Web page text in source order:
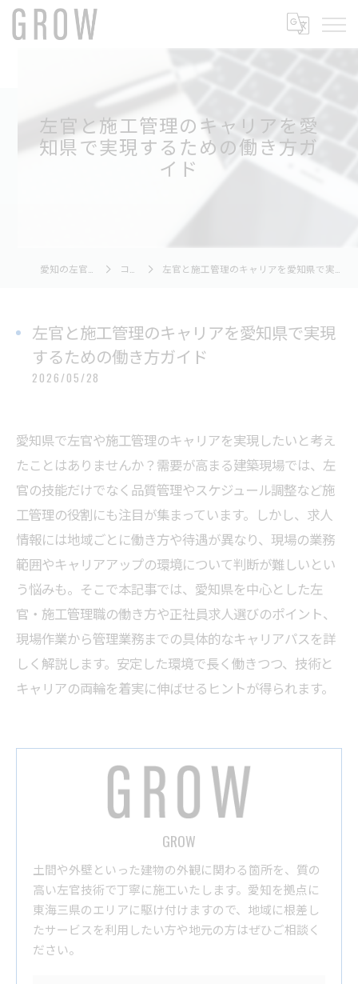
左官と施工管理のキャリアを愛
知県で実現するための働き方ガ
イド
コラム 左官と施工管理のキャリアを愛知県で実現するための働き方ガイド
左官と施工管理のキャリアを愛知県で実現
するための働き方ガイド
2026/05/28
愛知県で左官や施工管理のキャリアを実現したいと考え
たことはありませんか？需要が高まる建築現場では、左
官の技能だけでなく品質管理やスケジュール調整など施
工管理の役割にも注目が集まっています。しかし、求人
情報には地域ごとに働き方や待遇が異なり、現場の業務
範囲やキャリアアップの環境について判断が難しいとい
う悩みも。そこで本記事では、愛知県を中心とした左
官・施工管理職の働き方や正社員求人選びのポイント、
現場作業から管理業務までの具体的なキャリアパスを詳
しく解説します。安定した環境で長く働きつつ、技術と
キャリアの両輪を着実に伸ばせるヒントが得られます。
GROW
土間や外壁といった建物の外観に関わる箇所を、質の
高い左官技術で丁寧に施工いたします。愛知を拠点に
東海三県のエリアに駆け付けますので、地域に根差し
たサービスを利用したい方や地元の方はぜひご相談く
ださい。